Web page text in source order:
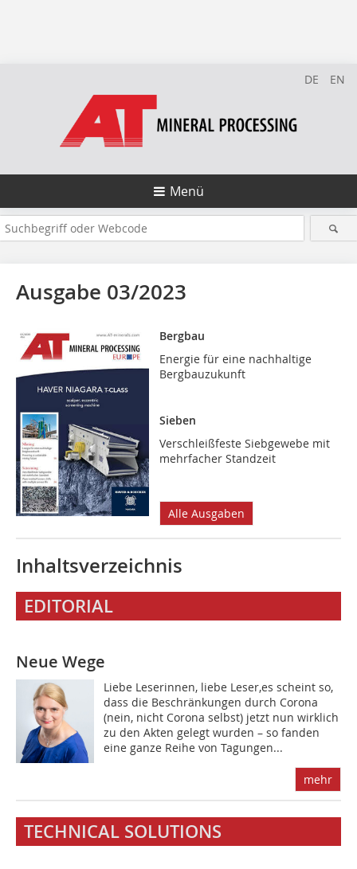
DE EN
Menü
Ausgabe 03/2023
Bergbau
Energie für eine nachhaltige
Bergbauzukunft
Sieben
Verschleißfeste Siebgewebe mit
mehrfacher Standzeit
Alle Ausgaben
Inhaltsverzeichnis
EDITORIAL
Neue Wege
Liebe Leserinnen, liebe Leser,es scheint so,
dass die Beschränkungen durch Corona
(nein, nicht Corona selbst) jetzt nun wirklich
zu den Akten gelegt wurden – so fanden
eine ganze Reihe von Tagungen...
mehr
TECHNICAL SOLUTIONS